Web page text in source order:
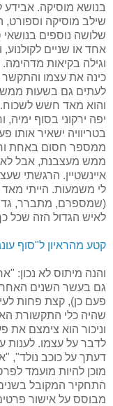
בנושא מוסיקה.
שילב מוסיקה וספורט,
שלושה נוספים
אחד או שניים לקולנוע,
וגילה בקיאות
כינה את עצמו והתקשר
לעתים גם בשעות ממש
והוא מאד חשש
יפה ירקוני בסוף
בטריוויה ישאיר אותו
ממספר חסום באחת
ממש מעצבנת, אבל לא
איינשטיין. הרגשתי
לי משמעות. הייתי
(שמספרם, מתברר,
לאיש הגדול הזה שכל
קטע מהראיון ל"סוף עונת
והנה מיתוס לא נכון:
גם בעשר השנים
פעם כן), קצת פחות
שהיה כלי התקשורת
וניכור הוא צימצם את
לדבר על עצמו. לענות
דעתך על כוכב נולד",
מוכן להיות מועמד
התחקיר המקובל
מבוסס על אישור